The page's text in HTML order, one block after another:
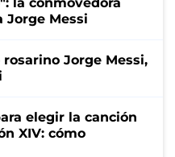
Jorge Messi
Jorge Messi,
elegir la canción
XIV: cómo